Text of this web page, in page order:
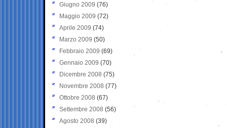
Giugno 2009 (76)
Maggio 2009 (72)
Aprile 2009 (74)
Marzo 2009 (50)
Febbraio 2009 (69)
Gennaio 2009 (70)
Dicembre 2008 (75)
Novembre 2008 (77)
Ottobre 2008 (67)
Settembre 2008 (56)
Agosto 2008 (39)